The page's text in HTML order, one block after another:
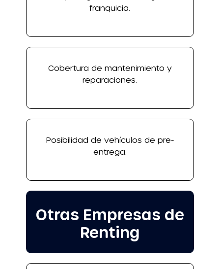
Otras Empresas de
Renting
franquicia.
Cobertura de mantenimiento y
reparaciones.
Posibilidad de vehículos de pre-
entrega.